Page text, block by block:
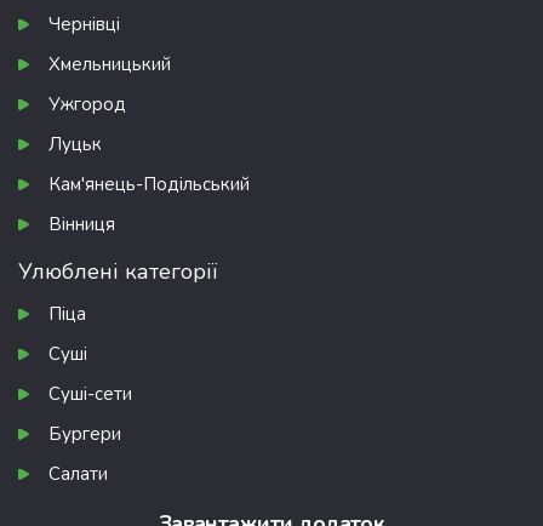
Чернівці
Хмельницький
Ужгород
Луцьк
Кам'янець-Подільський
Вінниця
Улюблені категорії
Піца
Суші
Суші-сети
Бургери
Салати